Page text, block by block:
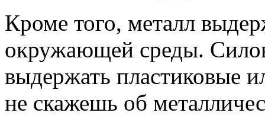
Кроме того, металл
окружающей среды.
выдержать пластиковые
не скажешь об